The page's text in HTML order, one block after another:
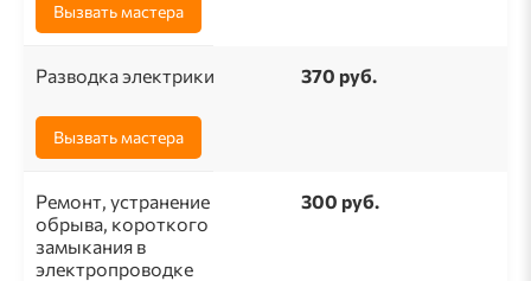
Вызвать мастера
Разводка электрики 370 руб.
Вызвать мастера
Ремонт, устранение
обрыва, короткого
замыкания в
электропроводке
300 руб.